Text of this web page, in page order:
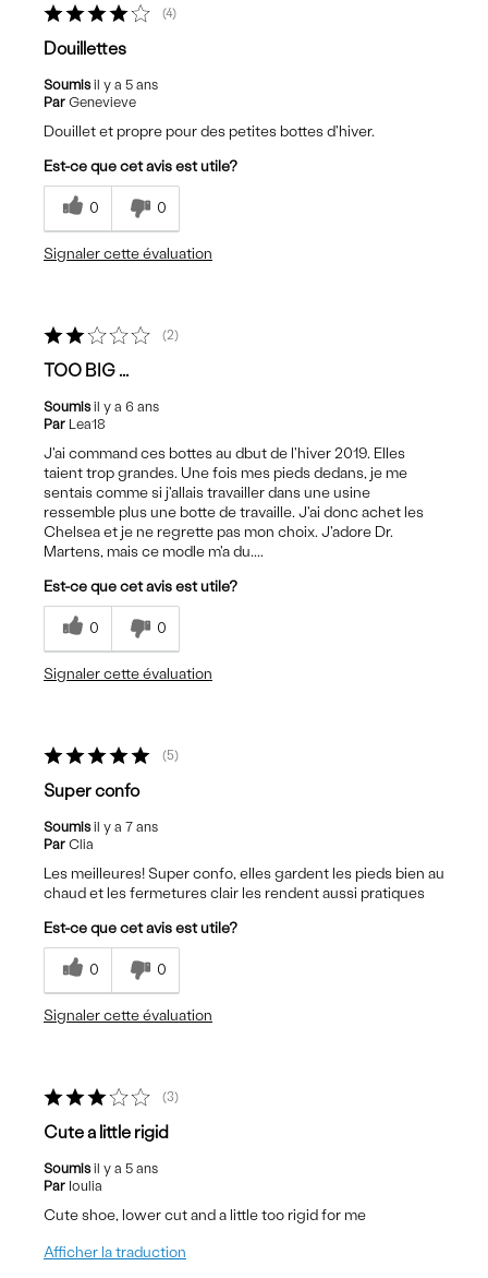
4
Douillettes
Soumisil y a 5 ans
Par Genevieve
Douillet et propre pour des petites bottes d'hiver.
Est-ce que cet avis est utile?
0 0
Signaler cette évaluation
2
TOO BIG ...
Soumisil y a 6 ans
Par Lea18
J'ai command ces bottes au dbut de l'hiver 2019. Elles
taient trop grandes. Une fois mes pieds dedans, je me
sentais comme si j'allais travailler dans une usine
ressemble plus une botte de travaille. J'ai donc achet les
Chelsea et je ne regrette pas mon choix. J'adore Dr.
Martens, mais ce modle m'a du....
Est-ce que cet avis est utile?
0 0
Signaler cette évaluation
5
Super confo
Soumisil y a 7 ans
Par Clia
Les meilleures! Super confo, elles gardent les pieds bien au
chaud et les fermetures clair les rendent aussi pratiques
Est-ce que cet avis est utile?
0 0
Signaler cette évaluation
3
Cute a little rigid
Soumisil y a 5 ans
Par Ioulia
Cute shoe, lower cut and a little too rigid for me
Afficher la traduction